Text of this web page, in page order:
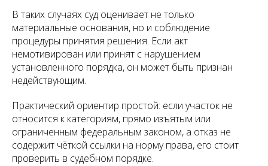
В таких случаях суд оценивает не только
материальные основания, но и соблюдение
процедуры принятия решения. Если акт
немотивирован или принят с нарушением
установленного порядка, он может быть признан
недействующим.
Практический ориентир простой: если участок не
относится к категориям, прямо изъятым или
ограниченным федеральным законом, а отказ не
содержит чёткой ссылки на норму права, его стоит
проверить в судебном порядке.